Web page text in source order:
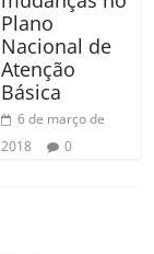
Plano
Nacional de
Atenção
Básica
6 de março de
2018
0